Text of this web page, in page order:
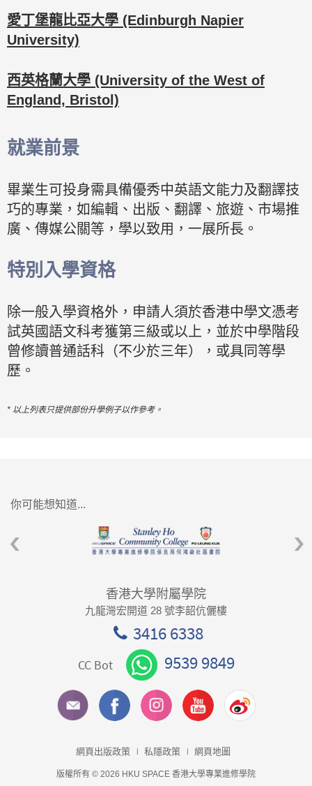
愛丁堡龍比亞大學 (Edinburgh Napier
University)
西英格蘭大學 (University of the West of
England, Bristol)
就業前景
畢業生可投身需具備優秀中英語文能力及翻譯技
巧的專業，如編輯、出版、翻譯、旅遊、市場推
廣、傳媒公關等，學以致用，一展所長。
特別入學資格
除一般入學資格外，申請人須於香港中學文憑考
試英國語文科考獲第三級或以上，並於中學階段
曾修讀普通話科（不少於三年），或具同等學
歷。
* 以上列表只提供部份升學例子以作參考。
你可能想知道...
香港大學附屬學院
九龍灣宏開道 28 號李韶伉儷樓
3416 6338
CC Bot 9539 9849
網頁出版政策 私隱政策 網頁地圖
版權所有 © 2026 HKU SPACE 香港大學專業進修學院